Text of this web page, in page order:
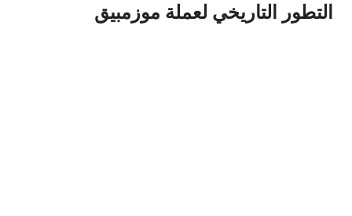
التطور التاريخي لعملة موزمبيق